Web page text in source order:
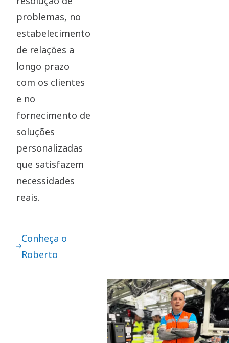
problemas, no
estabelecimento
de relações a
longo prazo
com os clientes
e no
fornecimento de
soluções
personalizadas
que satisfazem
necessidades
reais.
Conheça o
Roberto